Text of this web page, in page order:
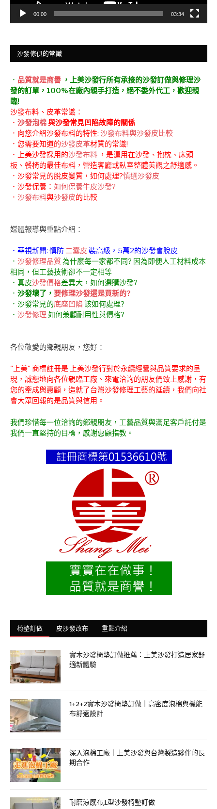
00:00 03:34
沙發傢俱的常識
． 品質就是商譽 ，上美沙發行所有承接的沙發訂做與修理沙
發的訂單，100%在廠內親手打造，絕不委外代工，歡迎親
臨!
沙發布料、皮革常識：
． 沙發泡棉與沙發常見凹陷故障的關係
．向您介紹沙發布料的特性: 沙發布料與沙發皮比較
．您需要知道的沙發皮革材質的常識!
．上美沙發採用的沙發布料 ，是運用在沙發、抱枕、床頭
板、餐椅的最佳布料，營造客廳或臥室整體美觀之舒適感。
．沙發常見的脫皮變質，如何處理?慎選沙發皮
．沙發保養： 如何保養牛皮沙發?
． 沙發布料與沙發皮的比較
媒體報導與重點介紹：
．華視新聞: 慎防 二囊皮 裝高級，5萬2的沙發會脫皮
． 沙發修理品質為什麼每一家都不同? 因為即便人工材料成本
相同，但工藝技術卻不一定相等
．真皮沙發價格差異大，如何選購沙發?
． 沙發壞了， 要修理沙發還是買新的?
．沙發常見的底座凹陷 該如何處理?
． 沙發修理 如何兼顧耐用性與價格?
各位敬愛的鄉親朋友，您好：
"上美" 商標註冊是 上美沙發行對於永續經營與品質要求的呈
現，誠懇地向各位親臨工廠、來電洽詢的朋友們致上感謝，有
您的牽成與惠顧，造就了台灣沙發修理工藝的延續，我們向社
會大眾回報的是品質與信用。
我們珍惜每一位洽詢的鄉親朋友，工藝品質與滿足客戶託付是
我們一直堅持的目標，感謝惠顧指教。
椅墊訂做 皮沙發改布 重點介紹
實木沙發椅墊訂做推薦：上美沙發打造居家舒
適新體驗
1+2+2實木沙發椅墊訂做｜高密度泡棉與機能
布舒適設計
深入泡棉工廠｜上美沙發與台灣製造夥伴的長
期合作
耐磨涼感布,L型沙發椅墊訂做